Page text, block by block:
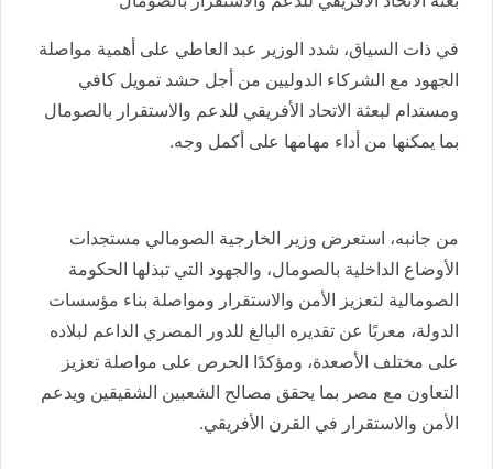
في ذات السياق، شدد الوزير عبد العاطي على أهمية مواصلة
الجهود مع الشركاء الدوليين من أجل حشد تمويل كافي
ومستدام لبعثة الاتحاد الأفريقي للدعم والاستقرار بالصومال
بما يمكنها من أداء مهامها على أكمل وجه.
من جانبه، استعرض وزير الخارجية الصومالي مستجدات
الأوضاع الداخلية بالصومال، والجهود التي تبذلها الحكومة
الصومالية لتعزيز الأمن والاستقرار ومواصلة بناء مؤسسات
الدولة، معربًا عن تقديره البالغ للدور المصري الداعم لبلاده
على مختلف الأصعدة، ومؤكدًا الحرص على مواصلة تعزيز
التعاون مع مصر بما يحقق مصالح الشعبين الشقيقين ويدعم
الأمن والاستقرار في القرن الأفريقي.